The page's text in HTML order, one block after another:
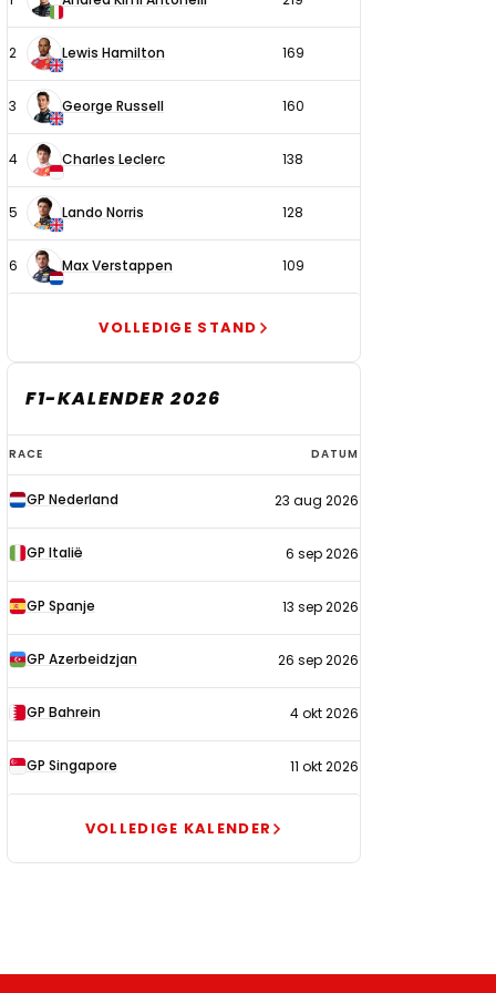
coureurs
2 Lewis Hamilton 169
3 George Russell 160
4 Charles Leclerc 138
5 Lando Norris 128
6 Max Verstappen 109
VOLLEDIGE STAND
F1-KALENDER 2026
F1-
kalender
2026
RACE DATUM
GP Nederland 23 aug 2026
GP Italië 6 sep 2026
GP Spanje 13 sep 2026
GP Azerbeidzjan 26 sep 2026
GP Bahrein 4 okt 2026
GP Singapore 11 okt 2026
VOLLEDIGE KALENDER